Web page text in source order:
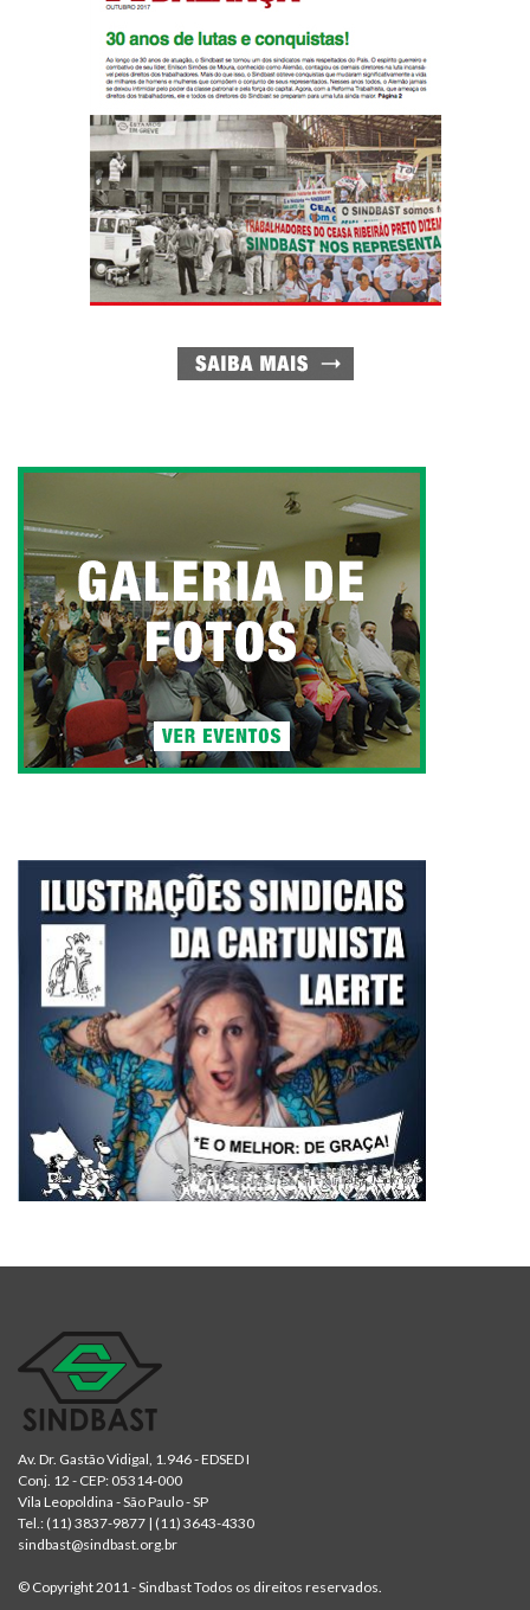
Av. Dr. Gastão Vidigal, 1.946 - EDSED I
Conj. 12 - CEP: 05314-000
Vila Leopoldina - São Paulo - SP
Tel.: (11) 3837-9877 | (11) 3643-4330
sindbast@sindbast.org.br
© Copyright 2011 - Sindbast Todos os direitos reservados.